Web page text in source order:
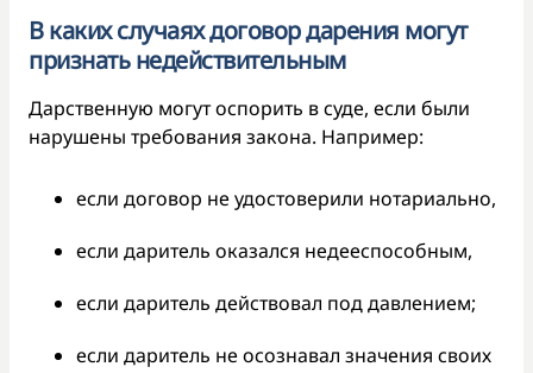
В каких случаях договор дарения могут
признать недействительным
Дарственную могут оспорить в суде, если были
нарушены требования закона. Например:
если договор не удостоверили нотариально,
если даритель оказался недееспособным,
если даритель действовал под давлением;
если даритель не осознавал значения своих